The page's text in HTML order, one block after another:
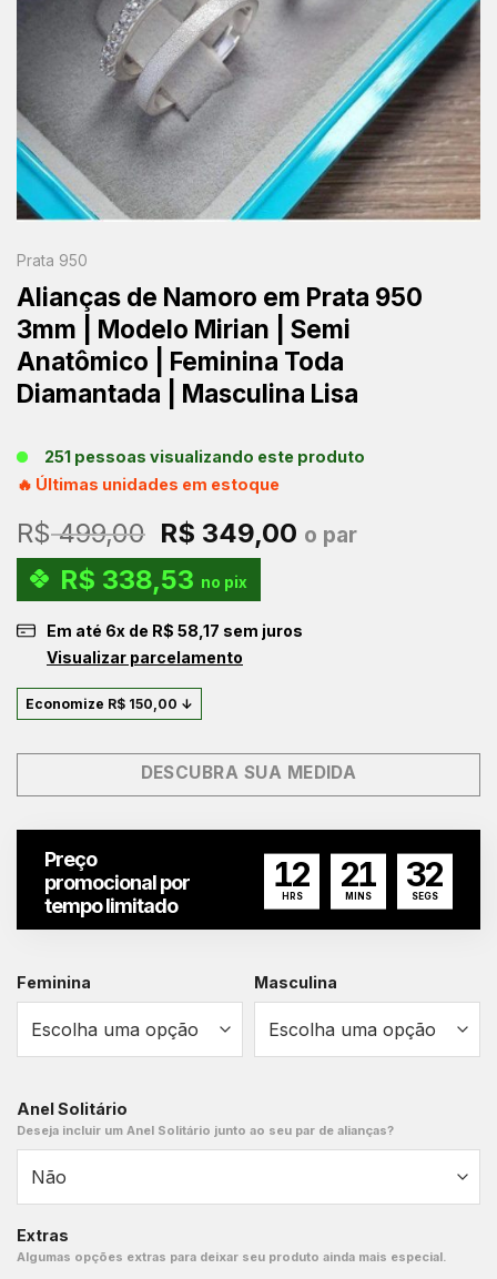
Prata 950
Alianças de Namoro em Prata 950
3mm | Modelo Mirian | Semi
Anatômico | Feminina Toda
Diamantada | Masculina Lisa
251 pessoas visualizando este produto
🔥 Últimas unidades em estoque
R$499,00 O
preço
original
era:
R$ 499,00.
R$ 349,00 O
R$ 349,00.
o par
R$ 338,53 no pix
Em até 6x de R$ 58,17 sem juros
Visualizar parcelamento
Economize R$ 150,00 ↓
DESCUBRA SUA MEDIDA
Preço
promocional por
tempo limitado
12
HRS
21
MINS
31
SEGS
Feminina Masculina
Anel Solitário
Deseja incluir um Anel Solitário junto ao seu par de alianças?
Extras
Algumas opções extras para deixar seu produto ainda mais especial.